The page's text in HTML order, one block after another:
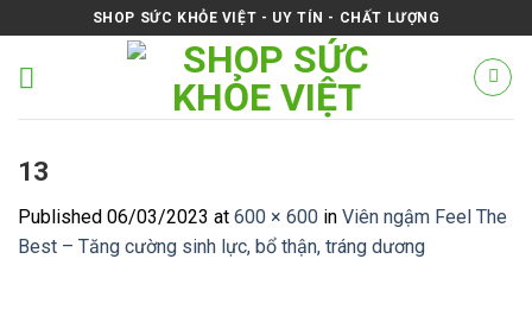
to
content
SHOP SỨC KHỎE VIỆT - UY TÍN - CHẤT LƯỢNG
13
Published 06/03/2023 at 600 × 600 in Viên ngậm Feel The
Best – Tăng cường sinh lực, bổ thận, tráng dương